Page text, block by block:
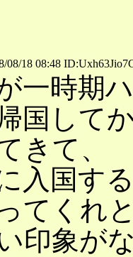
08/18 08:48
一時期
国して
きて、
入国す
てくれ
印象がな